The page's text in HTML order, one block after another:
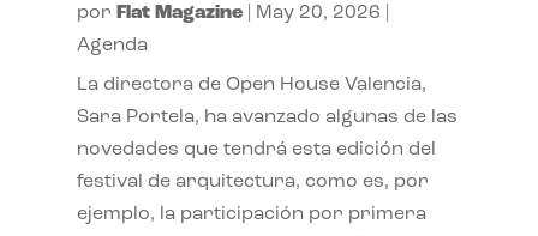
por Flat Magazine| May 20, 2026
Agenda
La directora de Open House Valencia,
Sara Portela, ha avanzado algunas de las
novedades que tendrá esta edición del
festival de arquitectura, como es, por
ejemplo, la participación por primera